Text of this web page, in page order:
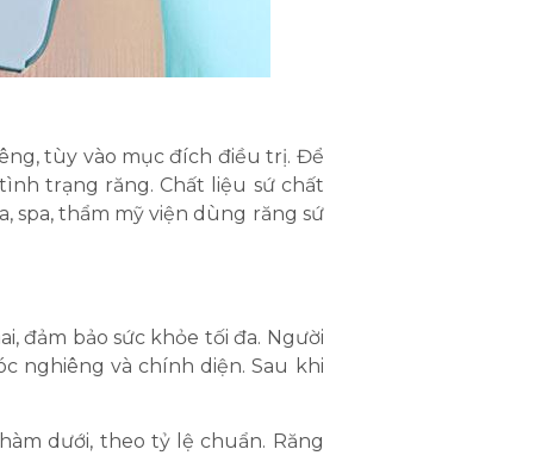
tùy vào mục đích điều trị. Để
trạng răng. Chất liệu sứ chất
spa, thẩm mỹ viện dùng răng sứ
đảm bảo sức khỏe tối đa. Người
nghiêng và chính diện. Sau khi
dưới, theo tỷ lệ chuẩn. Răng